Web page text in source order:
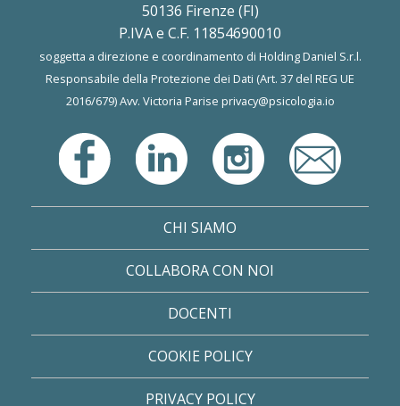
50136 Firenze (FI)
P.IVA e C.F. 11854690010
soggetta a direzione e coordinamento di Holding Daniel S.r.l.
Responsabile della Protezione dei Dati (Art. 37 del REG UE
2016/679) Avv. Victoria Parise privacy@psicologia.io
CHI SIAMO
COLLABORA CON NOI
DOCENTI
COOKIE POLICY
PRIVACY POLICY